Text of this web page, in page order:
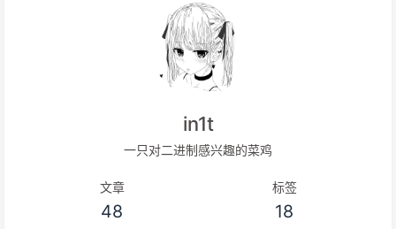
in1t
一只对二进制感兴趣的菜鸡
文章
48
标签
18